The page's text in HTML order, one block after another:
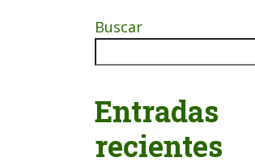
Buscar
Entradas
recientes